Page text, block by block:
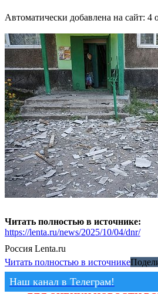
Автоматически добавлена на сайт: 4
Читать полностью в источнике:
https://lenta.ru/news/2025/10/04/dnr/
Россия Lenta.ru
Читать полностью в источнике
Наш канал в Телеграм!